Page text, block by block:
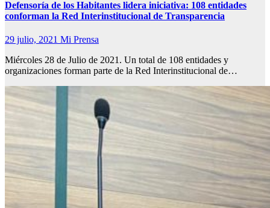
Defensoría de los Habitantes lidera iniciativa: 108 entidades
conforman la Red Interinstitucional de Transparencia
29 julio, 2021 Mi Prensa
Miércoles 28 de Julio de 2021. Un total de 108 entidades y
organizaciones forman parte de la Red Interinstitucional de…